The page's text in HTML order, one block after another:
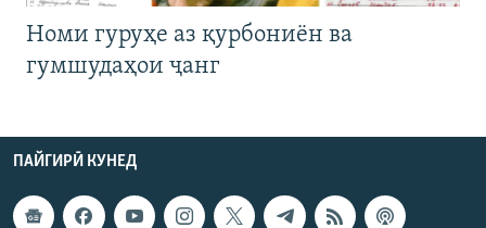
Номи гуруҳе аз қурбониён ва
гумшудаҳои ҷанг
ПАЙГИРӢ КУНЕД